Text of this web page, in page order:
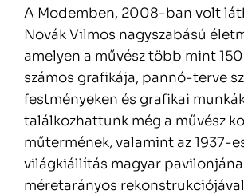
A Modemben, 2008-ban volt
Novák Vilmos nagyszabású
amelyen a művész több mint
számos grafikája, pannó-terve
festményeken és grafikai
találkozhattunk még a művész
műtermének, valamint az 1937-
világkiállítás magyar
méretarányos